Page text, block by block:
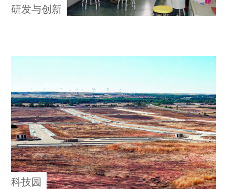
研发与创新
科技园